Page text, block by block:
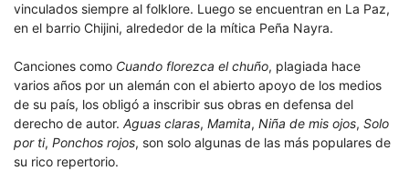
vinculados siempre al folklore. Luego se encuentran en La Paz,
en el barrio Chijini, alrededor de la mítica Peña Nayra.
Canciones como Cuando florezca el chuño, plagiada hace
varios años por un alemán con el abierto apoyo de los medios
de su país, los obligó a inscribir sus obras en defensa del
derecho de autor. Aguas claras, Mamita, Niña de mis ojos, Solo
por ti, Ponchos rojos, son solo algunas de las más populares de
su rico repertorio.